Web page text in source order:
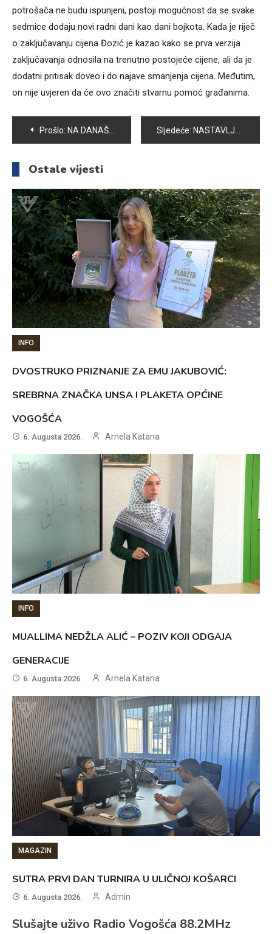
potrošača ne budu ispunjeni, postoji mogućnost da se svake
sedmice dodaju novi radni dani kao dani bojkota. Kada je riječ
o zaključavanju cijena Đozić je kazao kako se prva verzija
zaključavanja odnosila na trenutno postojeće cijene, ali da je
dodatni pritisak doveo i do najave smanjenja cijena. Međutim,
on nije uvjeren da će ovo značiti stvarnu pomoć građanima.
Navigacija
članaka
Prošlo: NA DANAŠNJI DAN PRIJE 41 GODINU SARAJEVO JE BILO CENTAR SVIJETA Sljedeće: NASTAVLJENE UTAKMICE 27. TRADICIONALNOG MALONOGOMETNOG TURNIRA “VOGOŠĆA 2025”
Ostale vijesti
INFO
DVOSTRUKO PRIZNANJE ZA EMU JAKUBOVIĆ:
SREBRNA ZNAČKA UNSA I PLAKETA OPĆINE
VOGOŠĆA
6. Augusta 2026. Arnela Katana
INFO
MUALLIMA NEDŽLA ALIĆ – POZIV KOJI ODGAJA
GENERACIJE
6. Augusta 2026. Arnela Katana
MAGAZIN
SUTRA PRVI DAN TURNIRA U ULIČNOJ KOŠARCI
6. Augusta 2026. Admin
Slušajte uživo Radio Vogošća 88.2MHz